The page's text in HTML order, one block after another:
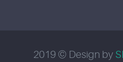
2019 © Design by